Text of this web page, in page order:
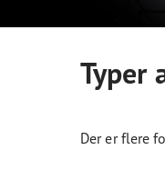
Typer
Der er flere